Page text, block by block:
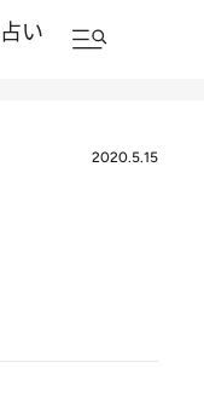
占い
2020.5.15